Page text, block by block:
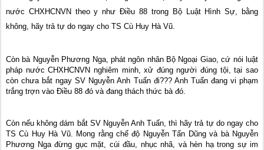
nước CHXHCNVN theo y như Điều 88 trong Bộ Luật Hình Sự, bằng
không, hãy trả tự do ngay cho TS Cù Huy Hà Vũ.
Còn bà Nguyễn Phương Nga, phát ngôn nhân Bộ Ngoại Giao, cứ nói luật
pháp nước CHXHCNVN nghiêm minh, xử đúng người đúng tội, tại sao
còn chưa bắt ngay SV Nguyễn Anh Tuấn đi??? Anh Tuấn đang vi phạm
trắng trợn vào Điều 88 đó và đang thách thức bà đó.
Còn nếu không dám bắt SV Nguyễn Anh Tuấn, thì hãy trả tự do ngay cho
TS Cù Huy Hà Vũ. Mong rằng chế độ Nguyễn Tấn Dũng và bà Nguyễn
Phương Nga đừng gục mặt, cúi đầu, nhục nhã, và hèn hạ trong sự im